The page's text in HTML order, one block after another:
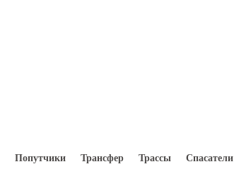
Попутчики Трансфер Трассы Спасатели